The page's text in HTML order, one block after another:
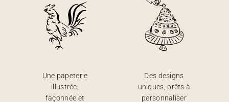
Une papeterie
illustrée,
façonnée et
Des designs
uniques, prêts à
personnaliser